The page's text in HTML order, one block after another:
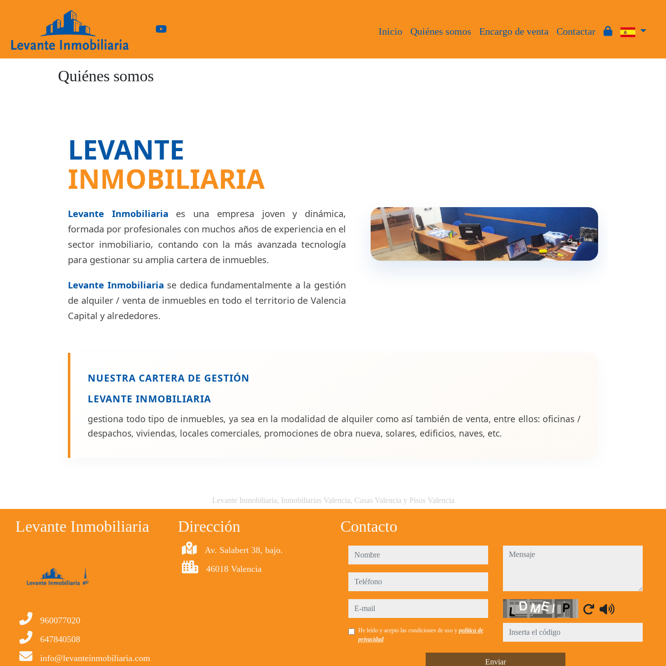
Inicio Quiénes somos Encargo de venta Contactar
Quiénes somos
LEVANTE
INMOBILIARIA
Levante Inmobiliaria es una empresa joven y dinámica,
formada por profesionales con muchos años de experiencia en el
sector inmobiliario, contando con la más avanzada tecnología
para gestionar su amplia cartera de inmuebles.
Levante Inmobiliaria se dedica fundamentalmente a la gestión
de alquiler / venta de inmuebles en todo el territorio de Valencia
Capital y alrededores.
NUESTRA CARTERA DE GESTIÓN
LEVANTE INMOBILIARIA
gestiona todo tipo de inmuebles, ya sea en la modalidad de alquiler como así también de venta, entre ellos: oficinas /
despachos, viviendas, locales comerciales, promociones de obra nueva, solares, edificios, naves, etc.
Levante Inmobiliaria, Inmobiliarias Valencia, Casas Valencia y Pisos Valencia
Levante Inmobiliaria
960077020
647840508
info@levanteinmobiliaria.com
Dirección
Av. Salabert 38, bajo.
46018 Valencia
Contacto
nombre
teléfono
e-mail
He leído y acepto las condiciones de uso y política de
privacidad
mensaje
Captcha
Enviar